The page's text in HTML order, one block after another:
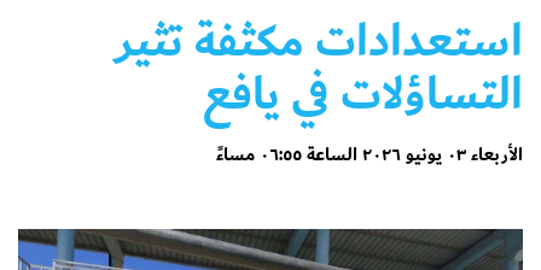
استعدادات مكثفة تثير
التساؤلات في يافع
الأربعاء ٠٣ يونيو ٢٠٢٦ الساعة ٠٦:٥٥ مساءً